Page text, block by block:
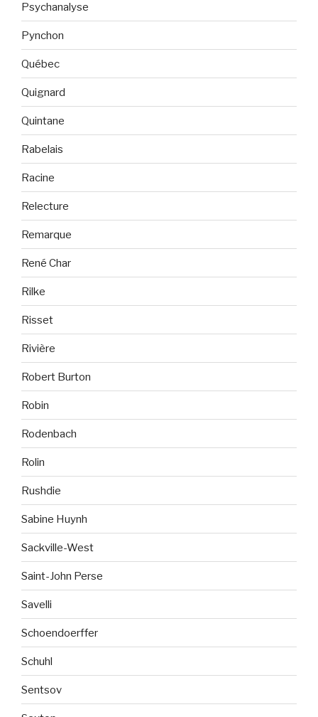
Psychanalyse
Pynchon
Québec
Quignard
Quintane
Rabelais
Racine
Relecture
Remarque
René Char
Rilke
Risset
Rivière
Robert Burton
Robin
Rodenbach
Rolin
Rushdie
Sabine Huynh
Sackville-West
Saint-John Perse
Savelli
Schoendoerffer
Schuhl
Sentsov